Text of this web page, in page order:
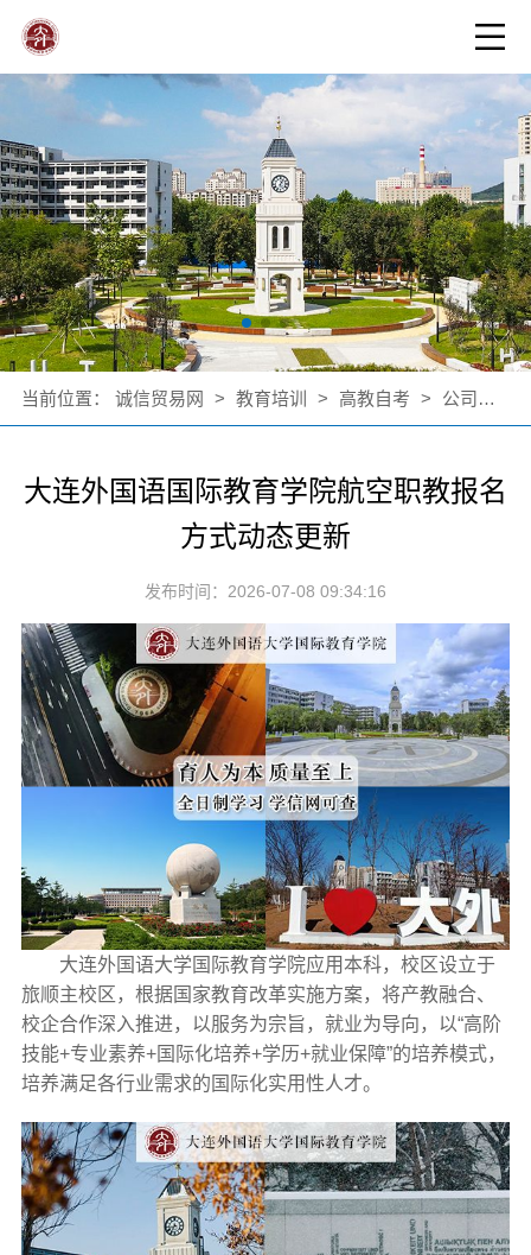
当前位置： 诚信贸易网 > 教育培训 > 高教自考 > 公司新闻
大连外国语国际教育学院航空职教报名
方式动态更新
发布时间：2026-07-08 09:34:16
大连外国语大学国际教育学院应用本科，校区设立于
旅顺主校区，根据国家教育改革实施方案，将产教融合、
校企合作深入推进，以服务为宗旨，就业为导向，以“高阶
技能+专业素养+国际化培养+学历+就业保障”的培养模式，
培养满足各行业需求的国际化实用性人才。